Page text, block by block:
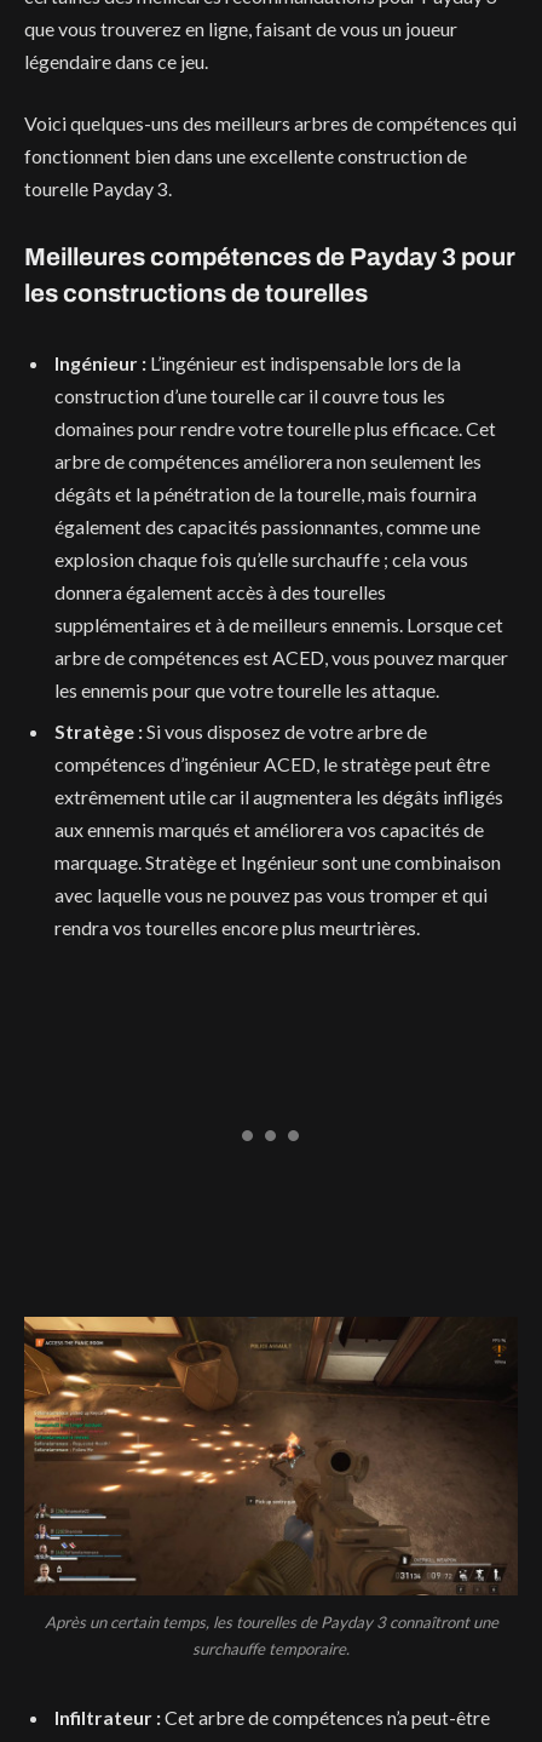
que vous trouverez en ligne, faisant de vous un joueur
légendaire dans ce jeu.
Voici quelques-uns des meilleurs arbres de compétences qui
fonctionnent bien dans une excellente construction de
tourelle Payday 3.
Meilleures compétences de Payday 3 pour
les constructions de tourelles
Ingénieur : L’ingénieur est indispensable lors de la
construction d’une tourelle car il couvre tous les
domaines pour rendre votre tourelle plus efficace. Cet
arbre de compétences améliorera non seulement les
dégâts et la pénétration de la tourelle, mais fournira
également des capacités passionnantes, comme une
explosion chaque fois qu’elle surchauffe ; cela vous
donnera également accès à des tourelles
supplémentaires et à de meilleurs ennemis. Lorsque cet
arbre de compétences est ACED, vous pouvez marquer
les ennemis pour que votre tourelle les attaque.
Stratège :Si vous disposez de votre arbre de
compétences d’ingénieur ACED, le stratège peut être
extrêmement utile car il augmentera les dégâts infligés
aux ennemis marqués et améliorera vos capacités de
marquage. Stratège et Ingénieur sont une combinaison
avec laquelle vous ne pouvez pas vous tromper et qui
rendra vos tourelles encore plus meurtrières.
Après un certain temps, les tourelles de Payday 3 connaîtront une
surchauffe temporaire.
Infiltrateur :Cet arbre de compétences n’a peut-être